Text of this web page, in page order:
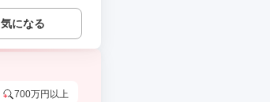
気になる
700万円以上